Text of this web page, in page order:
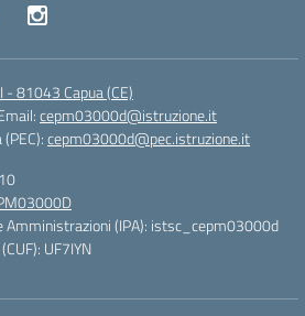
- 81043 Capua (CE)
cepm03000d@istruzione.it
cepm03000d@pec.istruzione.it
Amministrazioni (IPA): istsc_cepm03000d
UF7IYN